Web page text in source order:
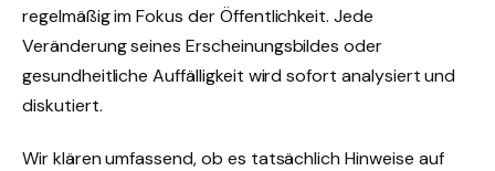
regelmäßig im Fokus der Öffentlichkeit. Jede
Veränderung seines Erscheinungsbildes oder
gesundheitliche Auffälligkeit wird sofort analysiert und
diskutiert.
Wir klären umfassend, ob es tatsächlich Hinweise auf